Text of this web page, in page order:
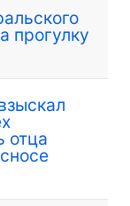
прогулку
отца